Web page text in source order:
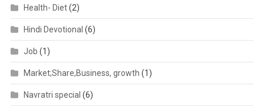
Health- Diet(2)
Hindi Devotional (6)
Job (1)
Market;Share,Business, growth (1)
Navratri special (6)